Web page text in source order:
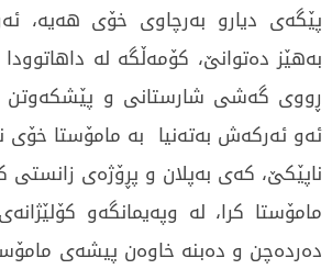
پێگەی دیارو بەرچاوی خۆی هەیە،
بەهێز دەتوانێ‌، كۆمەڵگە لە
ڕووی گەشی شارستانی و پێشكەوتن
ئەو ئەركەش بەتەنیا بە مامۆستا خۆی
ناپێكێ‌، كەی بەپلان و پڕۆژەی
مامۆستا كرا، لە وپەیمانگەو
دەردەچن و دەبنە خاوەن پیشەی